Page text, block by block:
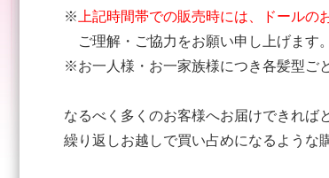
※ 上記時間帯での販売時には、ドール
ご理解・ご協力をお願い申し上げます。
※お一人様・お一家族様につき各髪型ご
なるべく多くのお客様へお届けできれば
繰り返しお越しで買い占めになるような